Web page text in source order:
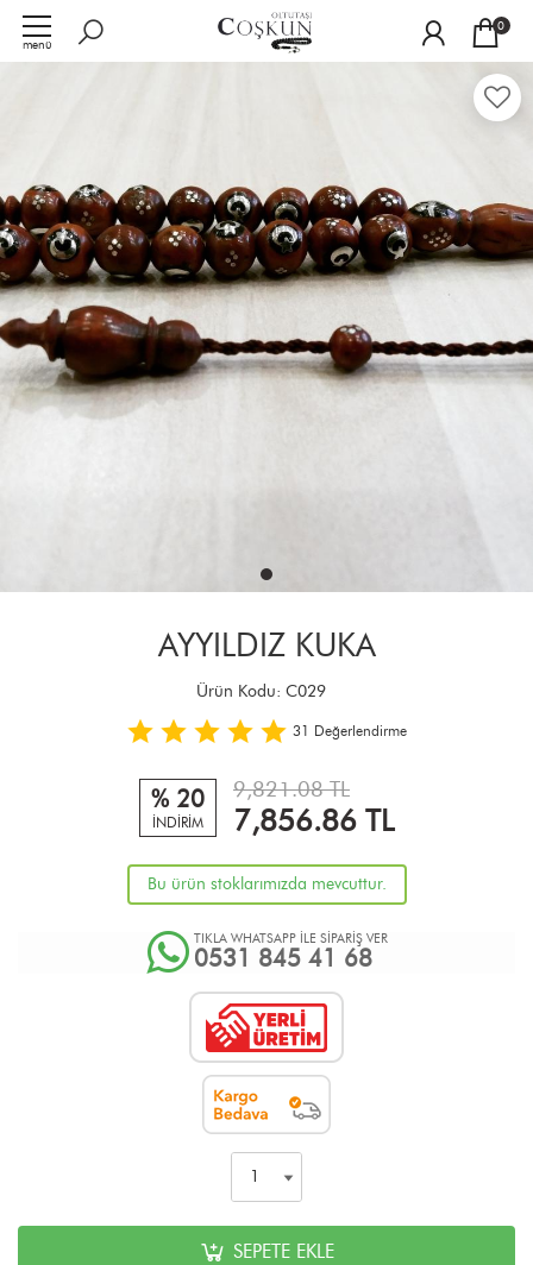
menü
0
AYYILDIZ KUKA
Ürün Kodu: C029
31 Değerlendirme
% 20
İNDİRİM
9,821.08 TL
7,856.86 TL
Bu ürün stoklarımızda mevcuttur.
TIKLA WHATSAPP İLE SİPARİŞ VER
0531 845 41 68
SEPETE EKLE